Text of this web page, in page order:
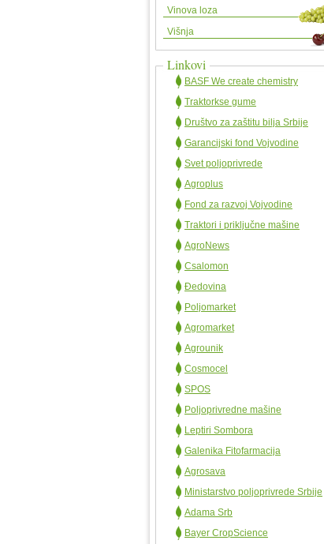
Vinova loza
Višnja
Linkovi
BASF We create chemistry
Traktorkse gume
Društvo za zaštitu bilja Srbije
Garancijski fond Vojvodine
Svet poljoprivrede
Agroplus
Fond za razvoj Vojvodine
Traktori i priključne mašine
AgroNews
Csalomon
Đedovina
Poljomarket
Agromarket
Agrounik
Cosmocel
SPOS
Poljoprivredne mašine
Leptiri Sombora
Galenika Fitofarmacija
Agrosava
Ministarstvo poljoprivrede Srbije
Adama Srb
Bayer CropScience